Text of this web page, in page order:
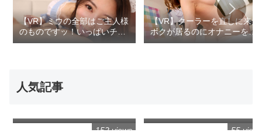
【VR】ミウの全部はご主人様
のものですッ！いっぱいチュ
ーして密着LOVE。聖:従順メ
【VR】クーラーを直しに来た
ボクが居るのにオナニーをや
められないアクメ依存の巨乳
人気記事
満生活 五芭
152 views
VR
55